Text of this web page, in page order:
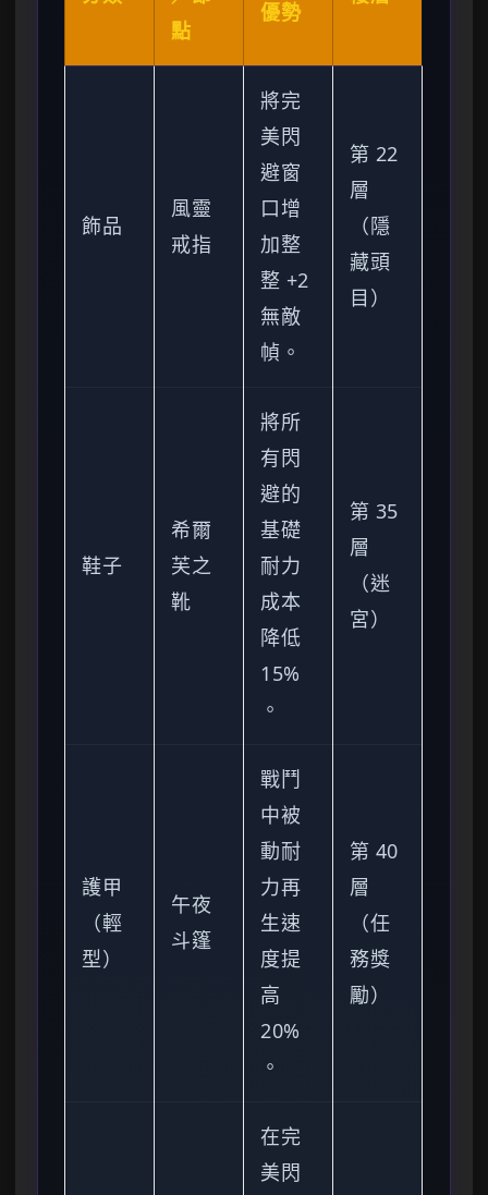
點
優勢
飾品
風靈
戒指
將完
美閃
避窗
口增
加整
整 +2
無敵
幀。
第 22
層
（隱
藏頭
目）
鞋子
希爾
芙之
靴
將所
有閃
避的
基礎
耐力
成本
降低
15%
。
第 35
層
（迷
宮）
護甲
（輕
型）
午夜
斗篷
戰鬥
中被
動耐
力再
生速
度提
高
20%
。
第 40
層
（任
務獎
勵）
在完
美閃